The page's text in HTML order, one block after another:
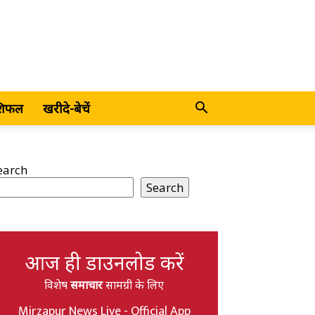
खरीदे-बेचें
Search
आज ही डाउनलोड करें
विशेषसमाचारसामग्री के लिए